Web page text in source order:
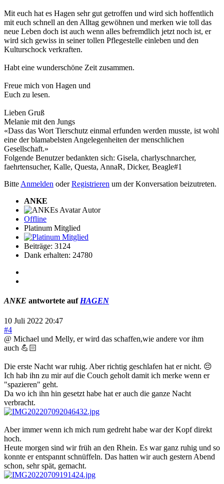
Mit euch hat es Hagen sehr gut getroffen und wird sich hoffentlich
mit euch schnell an den Alltag gewöhnen und merken wie toll das
neue Leben doch ist auch wenn alles befremdlich jetzt noch ist, er
wird sich gewiss in seiner tollen Pflegestelle einleben und den
Kulturschock verkraften.
Habt eine wunderschöne Zeit zusammen.
Freue mich von Hagen und
Euch zu lesen.
Lieben Gruß
Melanie mit den Jungs
«Dass das Wort Tierschutz einmal erfunden werden musste, ist wohl
eine der blamabelsten Angelegenheiten der menschlichen
Gesellschaft.»
Folgende Benutzer bedankten sich: Gisela, charlyschnarcher,
faehrtensucher, Kalle, Questa, AnnaR, Dicker, Beagle#1
Bitte Anmelden oderRegistrieren um der Konversation beizutreten.
ANKE
Autor
Offline
Platinum Mitglied
Beiträge: 3124
Dank erhalten: 24780
ANKE antwortete auf HAGEN
10 Juli 2022 20:47
#4
@ Michael und Melly, er wird das schaffen,wie andere vor ihm
auch 💪🏻
Die erste Nacht war ruhig. Aber richtig geschlafen hat er nicht. 😔
Ich hab ihn zu mir auf die Couch geholt damit ich merke wenn er
"spazieren" geht.
Da wo ich ihn hin gesetzt habe hat er auch die ganze Nacht
verbracht.
Aber immer wenn ich mich rum gedreht habe war der Kopf direkt
hoch.
Heute morgen sind wir früh an den Rhein. Es war ganz ruhig und so
konnte er entspannt schnüffeln. Das hatten wir auch gestern Abend
schon, sehr spät, gemacht.